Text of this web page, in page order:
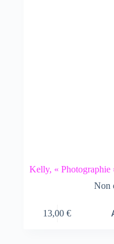
Kelly, « Photographie
Non
13,00€